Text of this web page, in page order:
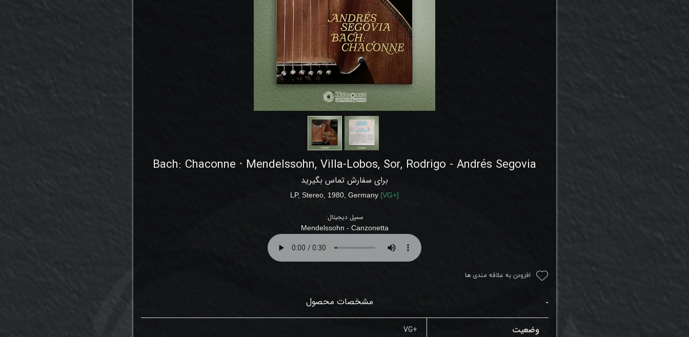
Bach: Chaconne ⸱ Mendelssohn, Villa-Lobos, Sor, Rodrigo - Andrés Segovia
برای سفارش تماس بگیرید
LP, Stereo, 1980 Germany [VG+]
سمپل دیجیتال:
Mendelssohn - Canzonetta
افزودن به علاقه مندی ها
مشخصات محصول
وضعیت +VG